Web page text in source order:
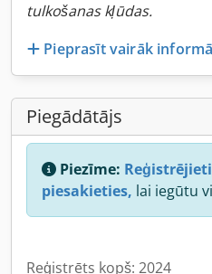
tulkošanas kļūdas.
Pieprasīt vairāk
Piegādātājs
Piezīme:
piesakieties, lai iegūtu
Reģistrēts kopš: 2024